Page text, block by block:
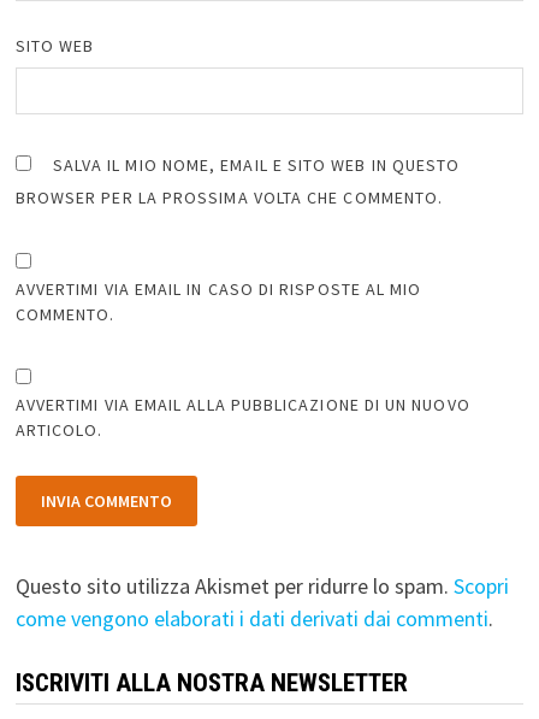
SITO WEB
SALVA IL MIO NOME, EMAIL E SITO WEB IN QUESTO
BROWSER PER LA PROSSIMA VOLTA CHE COMMENTO.
AVVERTIMI VIA EMAIL IN CASO DI RISPOSTE AL MIO
COMMENTO.
AVVERTIMI VIA EMAIL ALLA PUBBLICAZIONE DI UN NUOVO
ARTICOLO.
Questo sito utilizza Akismet per ridurre lo spam. Scopri
come vengono elaborati i dati derivati dai commenti.
ISCRIVITI ALLA NOSTRA NEWSLETTER